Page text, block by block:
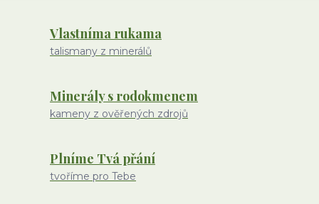
Vlastníma rukama
talismany z minerálů
Minerály s rodokmenem
kameny z ověřených zdrojů
Plníme Tvá přání
tvoříme pro Tebe